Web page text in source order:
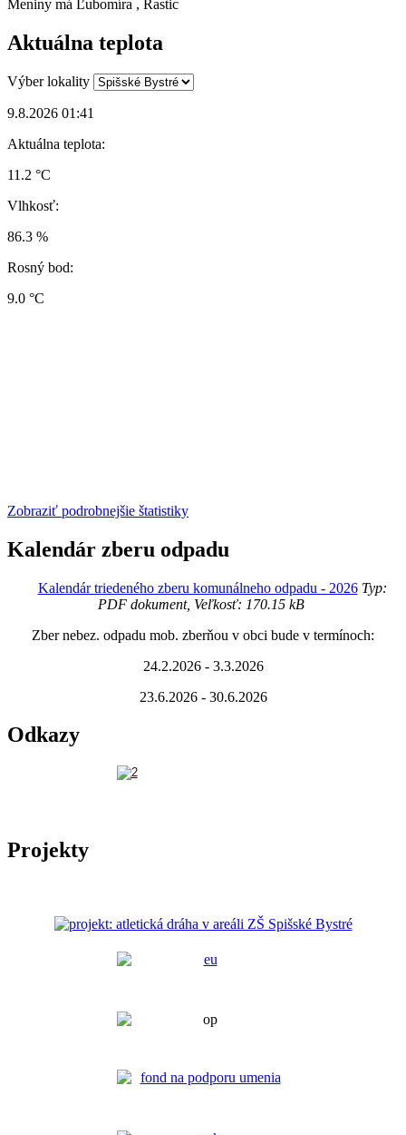
Meniny má Ľubomíra , Rastic
Aktuálna teplota
Výber lokality
9.8.2026 01:41
Aktuálna teplota:
11.2 °C
Vlhkosť:
86.3 %
Rosný bod:
9.0 °C
Zobraziť podrobnejšie štatistiky
Kalendár zberu odpadu
Kalendár triedeného zberu komunálneho odpadu - 2026Typ:
PDF dokument, Veľkosť: 170.15 kB
Zber nebez. odpadu mob. zberňou v obci bude v termínoch:
24.2.2026 - 3.3.2026
23.6.2026 - 30.6.2026
Odkazy
Projekty